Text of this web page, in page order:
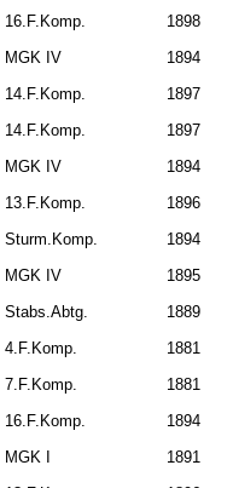
16.F.Komp. 1898
MGK IV 1894
14.F.Komp. 1897
14.F.Komp. 1897
MGK IV 1894
13.F.Komp. 1896
Sturm.Komp. 1894
MGK IV 1895
Stabs.Abtg.
1889
4.F.Komp. 1881
7.F.Komp. 1881
16.F.Komp. 1894
MGK I 1891